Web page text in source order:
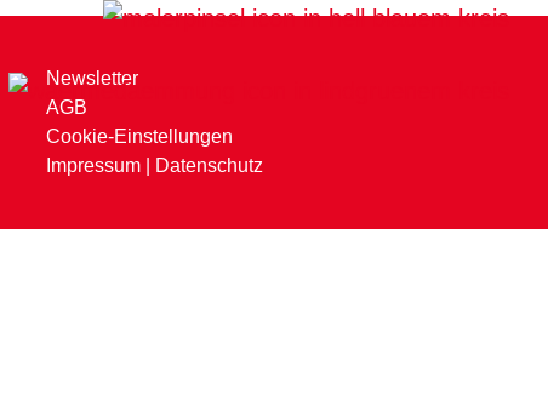
Newsletter
AGB
Cookie-Einstellungen
Impressum| Datenschutz